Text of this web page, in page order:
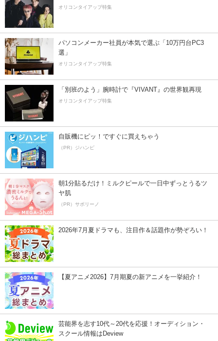
オリコンタイアップ特集
パソコンメーカー社員が本気で選ぶ「10万円台PC3
選」
オリコンタイアップ特集
「別班のよう」腕時計で『VIVANT』の世界観再現
オリコンタイアップ特集
自販機にピッ！ですぐに買えちゃう
（PR）ジハンピ
朝1分貼るだけ！ミルクピールで一日中ずっとうるツ
ヤ肌
（PR）サボリーノ
2026年7月夏ドラマも、注目作＆話題作が勢ぞろい！
【夏アニメ2026】7月期夏の新アニメを一挙紹介！
芸能界を志す10代～20代を応援！オーディション・
スクール情報はDeview